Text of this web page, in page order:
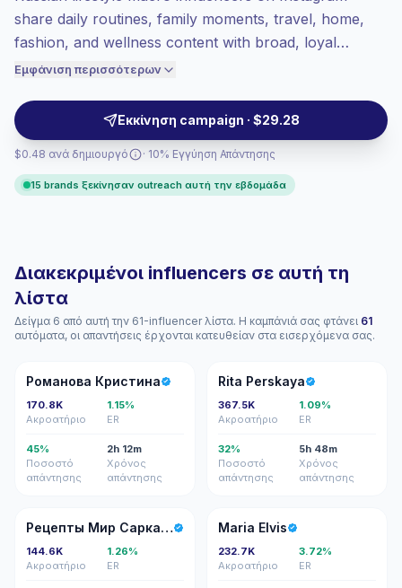
share daily routines, family moments, travel, home,
fashion, and wellness content with broad, loyal
audiences. Strong fit for brands needing relatable
across urban consumers; campaign-ready.
Εμφάνιση περισσότερων
Εκκίνηση campaign · $29.28
$0.48 ανά δημιουργό
Χαμηλότερο engagement
ER), τα engaged ακροατήρια
μετατρέπονται καλύτερα, γι' αυτό
· 10% Εγγύηση Απάντησης
15 brands ξεκίνησαν outreach αυτή την εβδομάδα
Διακεκριμένοι influencers σε αυτή τη
λίστα
Δείγμα 6 από αυτή την 61-influencer λίστα. Η καμπάνιά σας φτάνει 61
αυτόματα, οι απαντήσεις έρχονται κατευθείαν στα εισερχόμενα σας.
РК
Романова Кристина
170.8K
Ακροατήριο
1.15%
ER
45%
Ποσοστό
απάντησης
2h 12m
Χρόνος
απάντησης
RP
Rita Perskaya
367.5K
Ακροατήριο
1.09%
ER
32%
Ποσοστό
απάντησης
5h 48m
Χρόνος
απάντησης
РМ Рецепты Мир Сарказм
144.6K
Ακροατήριο
1.26%
ER
ME
Maria Elvis
232.7K
Ακροατήριο
3.72%
ER